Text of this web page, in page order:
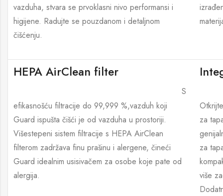
vazduha, stvara se prvoklasni nivo performansi i
higijene. Radujte se pouzdanom i detaljnom
čišćenju.
HEPA AirClean filter
S
efikasnošću filtracije do 99,999 %,vazduh koji
Guard ispušta čišći je od vazduha u prostoriji.
Višestepeni sistem filtracije s HEPA AirClean
filterom zadržava finu prašinu i alergene, čineći
Guard idealnim usisivačem za osobe koje pate od
alergija.
za
za
više